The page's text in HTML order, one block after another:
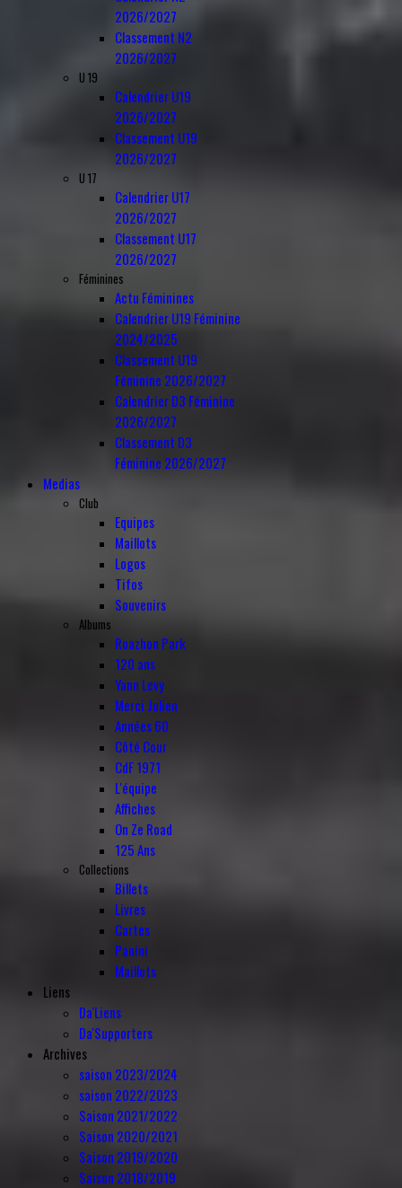
2026/2027
Classement N2
2026/2027
U 19
Calendrier U19
2026/2027
Classement U19
2026/2027
U 17
Calendrier U17
2026/2027
Classement U17
2026/2027
Féminines
Actu Féminines
Calendrier U19 Féminine
2024/2025
Classement U19
Féminine 2026/2027
Calendrier D3 Féminine
2026/2027
Classement D3
Féminine 2026/2027
Medias
Club
Equipes
Maillots
Logos
Tifos
Souvenirs
Albums
Roazhon Park
120 ans
Yann Levy
Merci Julien
Années 60
Côté Cour
CdF 1971
L'équipe
Affiches
On Ze Road
125 Ans
Collections
Billets
Livres
Cartes
Panini
Maillots
Liens
Da'Liens
Da'Supporters
Archives
saison 2023/2024
saison 2022/2023
Saison 2021/2022
Saison 2020/2021
Saison 2019/2020
Saison 2018/2019